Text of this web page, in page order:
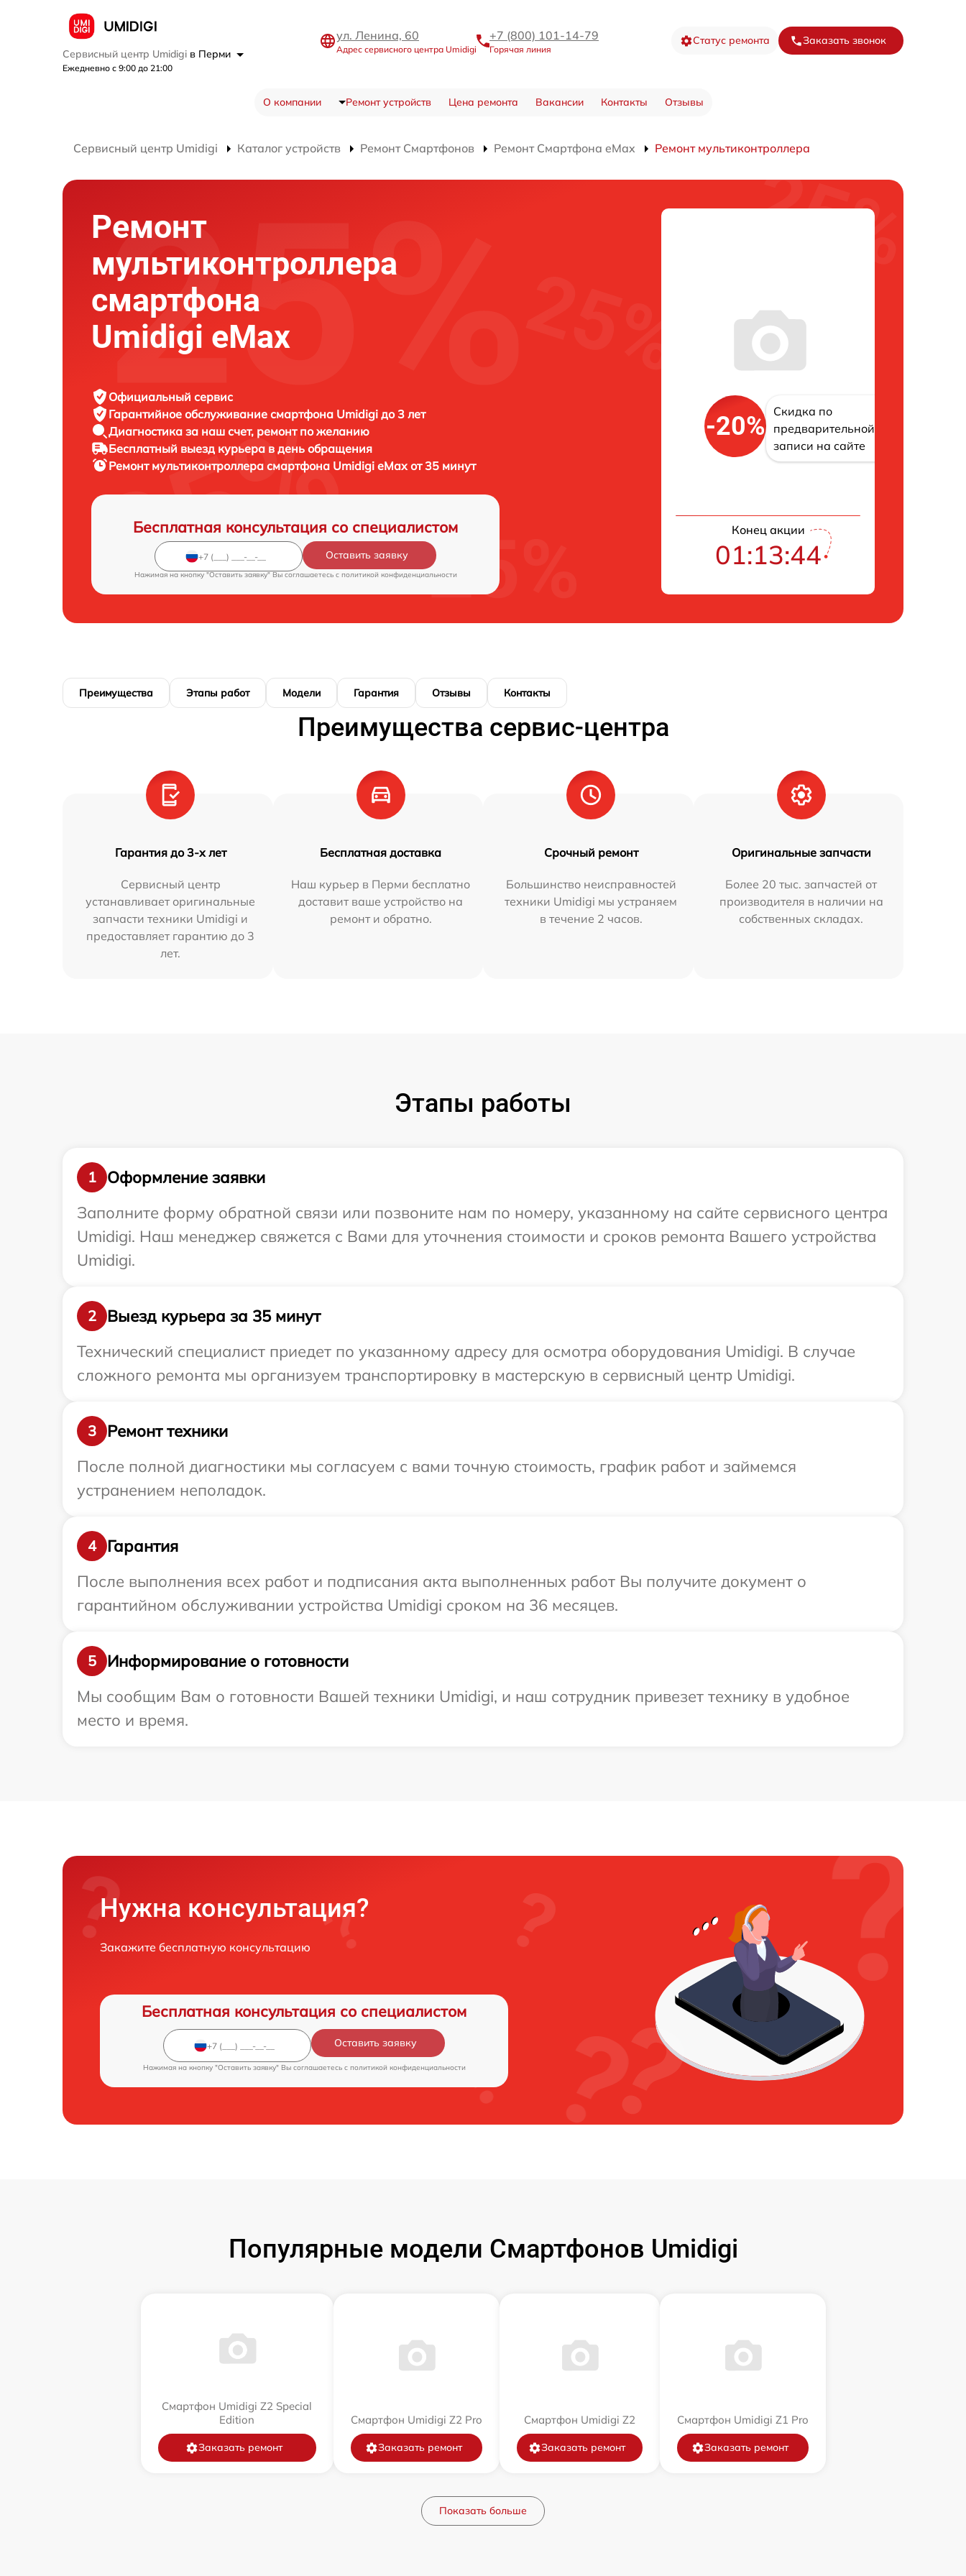
Сервисный центр Umidigi в Перми
Ежедневно с 9:00 до 21:00
ул. Ленина, 60
Адрес сервисного центра Umidigi
+7 (800) 101-14-79
Горячая линия
Статус ремонта Заказать звонок
О компании Ремонт устройств Цена ремонта Вакансии Контакты Отзывы
Сервисный центр Umidigi Каталог устройств Ремонт Смартфонов Ремонт Смартфона eMax Ремонт мультиконтроллера
Ремонт
мультиконтроллера
смартфона
Umidigi eMax
Официальный сервис
Гарантийное обслуживание смартфона Umidigi до 3 лет
Диагностика за наш счет, ремонт по желанию
Бесплатный выезд курьера в день обращения
Ремонт мультиконтроллера смартфона Umidigi eMax от 35 минут
Бесплатная консультация со специалистом
Оставить заявку
Нажимая на кнопку "Оставить заявку" Вы соглашаетесь c политикой конфиденциальности
-20%
Скидка по
предварительной
записи на сайте
Конец акции
01:13:43
Преимущества Этапы работ Модели Гарантия Отзывы Контакты
Преимущества сервис-центра
Гарантия до 3-х лет
Сервисный центр
устанавливает оригинальные
запчасти техники Umidigi и
предоставляет гарантию до 3
лет.
Бесплатная доставка
Наш курьер в Перми бесплатно
доставит ваше устройство на
ремонт и обратно.
Срочный ремонт
Большинство неисправностей
техники Umidigi мы устраняем
в течение 2 часов.
Оригинальные запчасти
Более 20 тыс. запчастей от
производителя в наличии на
собственных складах.
Этапы работы
1
Оформление заявки
Заполните форму обратной связи или позвоните нам по номеру, указанному на сайте сервисного центра
Umidigi. Наш менеджер свяжется с Вами для уточнения стоимости и сроков ремонта Вашего устройства
Umidigi.
2
Выезд курьера за 35 минут
Технический специалист приедет по указанному адресу для осмотра оборудования Umidigi. В случае
сложного ремонта мы организуем транспортировку в мастерскую в сервисный центр Umidigi.
3
Ремонт техники
После полной диагностики мы согласуем с вами точную стоимость, график работ и займемся
устранением неполадок.
4
Гарантия
После выполнения всех работ и подписания акта выполненных работ Вы получите документ о
гарантийном обслуживании устройства Umidigi сроком на 36 месяцев.
5
Информирование о готовности
Мы сообщим Вам о готовности Вашей техники Umidigi, и наш сотрудник привезет технику в удобное
место и время.
Нужна консультация?
Закажите бесплатную консультацию
Бесплатная консультация со специалистом
Оставить заявку
Нажимая на кнопку "Оставить заявку" Вы соглашаетесь c политикой конфиденциальности
Популярные модели Смартфонов Umidigi
Смартфон Umidigi Z2 Special
Edition
Заказать ремонт
Смартфон Umidigi Z2 Pro
Заказать ремонт
Смартфон Umidigi Z2
Заказать ремонт
Смартфон Umidigi Z1 Pro
Заказать ремонт
Показать больше